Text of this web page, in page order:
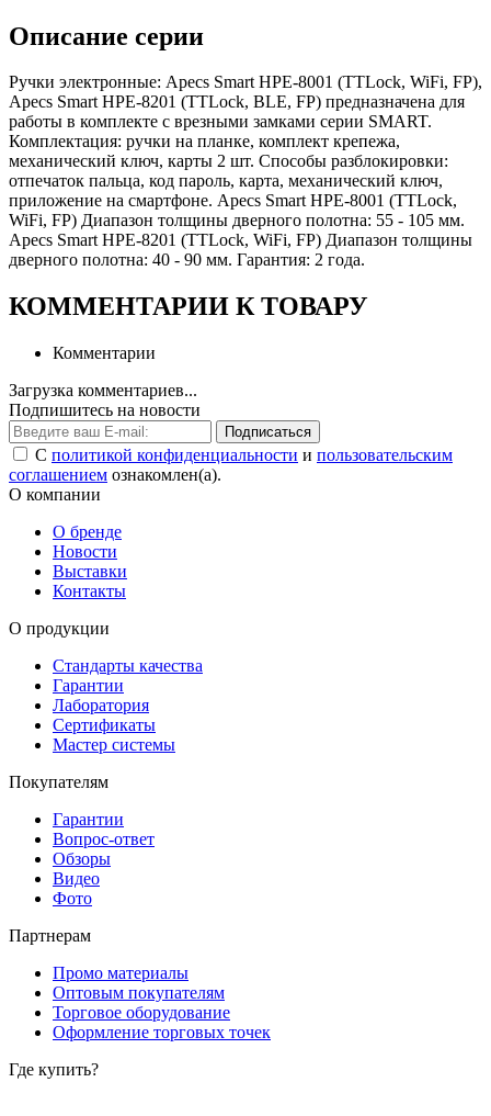
Описание серии
Ручки электронные: Apecs Smart HPE-8001 (TTLock, WiFi, FP),
Apecs Smart HPE-8201 (TTLock, BLE, FP) предназначена для
работы в комплекте с врезными замками серии SMART.
Комплектация: ручки на планке, комплект крепежа,
механический ключ, карты 2 шт. Способы разблокировки:
отпечаток пальца, код пароль, карта, механический ключ,
приложение на смартфоне. Apecs Smart HPE-8001 (TTLock,
WiFi, FP) Диапазон толщины дверного полотна: 55 - 105 мм.
Apecs Smart HPE-8201 (TTLock, WiFi, FP) Диапазон толщины
дверного полотна: 40 - 90 мм. Гарантия: 2 года.
КОММЕНТАРИИ К ТОВАРУ
Комментарии
Загрузка комментариев...
Подпишитесь на новости
Подписаться
С политикой конфиденциальности и пользовательским
соглашением ознакомлен(а).
О компании
О бренде
Новости
Выставки
Контакты
О продукции
Стандарты качества
Гарантии
Лаборатория
Сертификаты
Мастер системы
Покупателям
Гарантии
Вопрос-ответ
Обзоры
Видео
Фото
Партнерам
Промо материалы
Оптовым покупателям
Торговое оборудование
Оформление торговых точек
Где купить?